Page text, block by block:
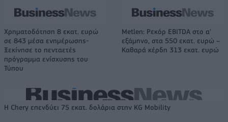
Χρηματοδότηση 8 εκατ. ευρώ
σε 843 μέσα ενημέρωσης-
Ξεκίνησε το πενταετές
πρόγραμμα ενίσχυσης του
Τύπου
Metlen: Ρεκόρ EBITDA στο α'
εξάμηνο, στα 550 εκατ. ευρώ –
Καθαρά κέρδη 313 εκατ. ευρώ
Η Chery επενδύει 75 εκατ. δολάρια στην KG Mobility